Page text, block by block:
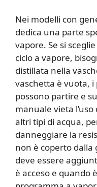
Nei modelli con
dedica una parte
vapore. Se si
ciclo a vapore,
distillata nella
vaschetta è vuota,
possono partire e
manuale vieta
altri tipi di acqua,
danneggiare la
non è coperto dalla
deve essere
è acceso e quando